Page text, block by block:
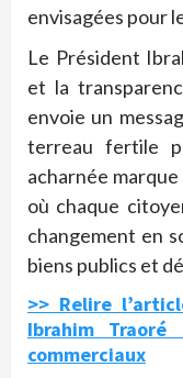
envisagées pour
Le Président
et la
envoie un
terreau fertile
acharnée
où chaque
changement en
biens publics et
>> Relire
Ibrahim
commerciaux